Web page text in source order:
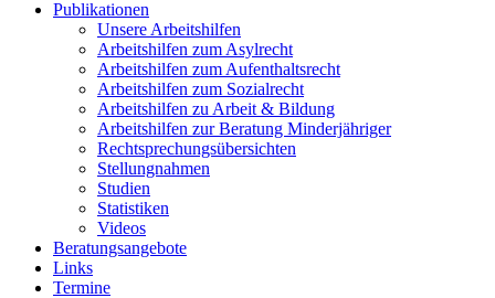
Publikationen
Unsere Arbeitshilfen
Arbeitshilfen zum Asylrecht
Arbeitshilfen zum Aufenthaltsrecht
Arbeitshilfen zum Sozialrecht
Arbeitshilfen zu Arbeit & Bildung
Arbeitshilfen zur Beratung Minderjähriger
Rechtsprechungsübersichten
Stellungnahmen
Studien
Statistiken
Videos
Beratungsangebote
Links
Termine